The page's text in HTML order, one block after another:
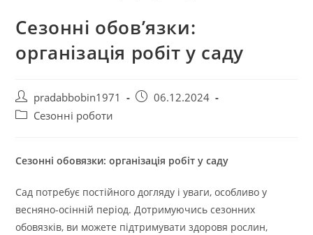
Сезонні обов’язки:
організація робіт у саду
Автор
запису:
pradabbobin1971
Запис06.12.2024
Категорія
Сезонні роботи
Сезонні обовязки: організація робіт у саду
Сад потребує постійного догляду і уваги, особливо у
весняно-осінній період. Дотримуючись сезонних
обовязків, ви можете підтримувати здоровя рослин,